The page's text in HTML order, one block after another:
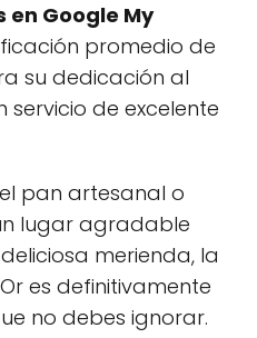
en Google My
promedio de
su dedicación al
de excelente
pan artesanal o
lugar agradable
merienda, la
es definitivamente
no debes ignorar.